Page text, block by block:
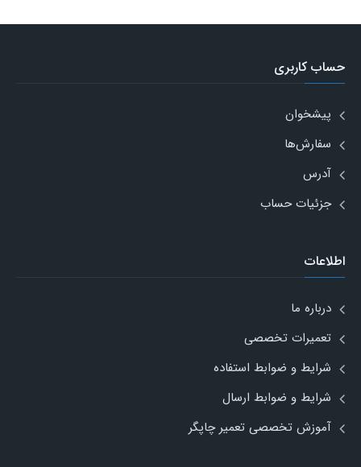
حساب کاربری
پیشخوان
سفارش‌ها
آدرس
جزئیات حساب
اطلاعات
درباره ما
تعمیرات تخصصی
شرایط و ضوابط استفاده
شرایط و ضوابط ارسال
آموزش تخصصی تعمیر چاپگر